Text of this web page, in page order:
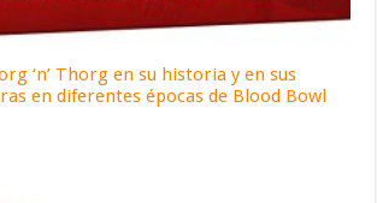
‘n’ Thorg en su historia y en sus
en diferentes épocas de Blood Bowl